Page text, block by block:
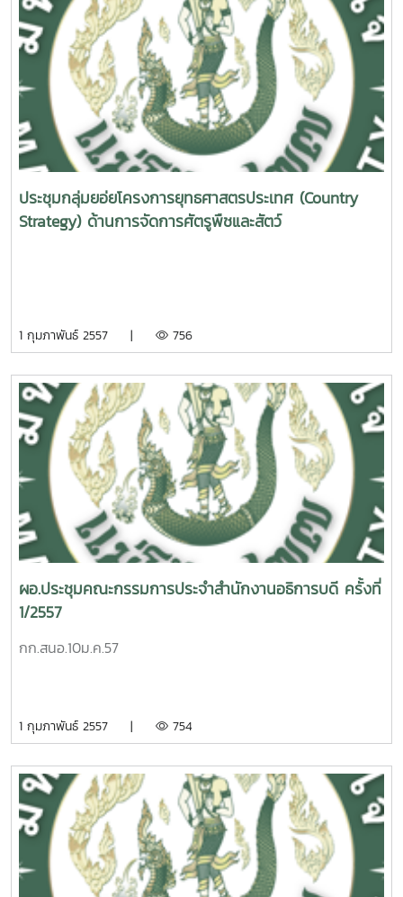
ประชุมกลุ่มยอ่ยโครงการยุทธศาสตรประเทศ (Country
Strategy) ด้านการจัดการศัตรูพืชและสัตว์
1 กุมภาพันธ์ 2557 | 756
ผอ.ประชุมคณะกรรมการประจำสำนักงานอธิการบดี ครั้งที่
1/2557
กก.สนอ.10ม.ค.57
1 กุมภาพันธ์ 2557 | 754